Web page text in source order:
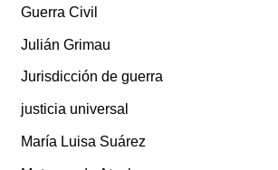
Guerra Civil
Julián Grimau
Jurisdicción de guerra
justicia universal
María Luisa Suárez